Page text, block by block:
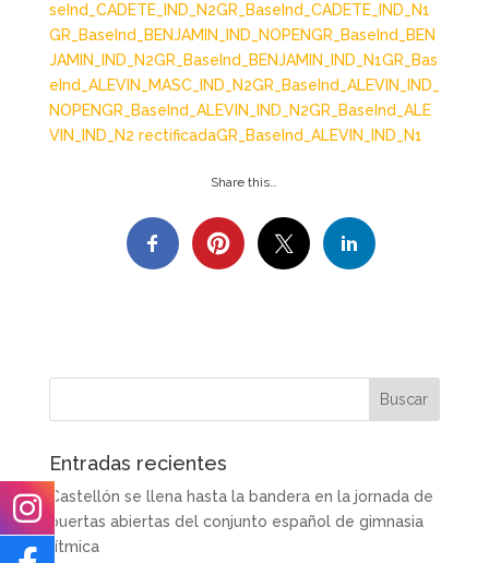
seInd_CADETE_IND_N2GR_BaseInd_CADETE_IND_N1
GR_BaseInd_BENJAMIN_IND_NOPENGR_BaseInd_BEN
JAMIN_IND_N2GR_BaseInd_BENJAMIN_IND_N1GR_Bas
eInd_ALEVIN_MASC_IND_N2GR_BaseInd_ALEVIN_IND_
NOPENGR_BaseInd_ALEVIN_IND_N2GR_BaseInd_ALE
VIN_IND_N2 rectificadaGR_BaseInd_ALEVIN_IND_N1
Share this…
Entradas recientes
Castellón se llena hasta la bandera en la jornada de
puertas abiertas del conjunto español de gimnasia
rítmica